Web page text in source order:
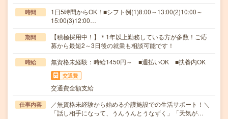
時間
1日5時間からOK！■シフト例(1)8:00～13:00(2)10:00～
15:00(3)12:00…
期間
【積極採用中！】＊1年以上勤務している方が多数！ご応
募から最短2～3日後の就業も相談可能です！
時給 無資格未経験：時給1450円～ ■週払いOK ■扶養内OK
交通費
交通費全額支給
仕事内容
／無資格未経験から始める介護施設での生活サポート！＼
「話し相手になって、うんうんとうなずく」「天気が…